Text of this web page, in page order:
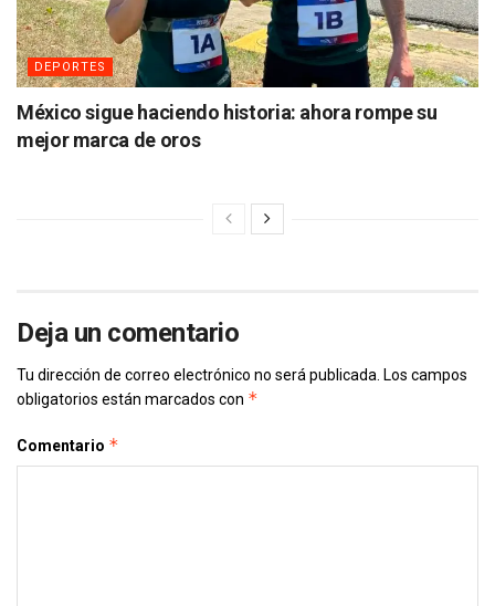
DEPORTES
México sigue haciendo historia: ahora rompe su
mejor marca de oros
Deja un comentario
Tu dirección de correo electrónico no será publicada. Los campos
obligatorios están marcados con *
Comentario *